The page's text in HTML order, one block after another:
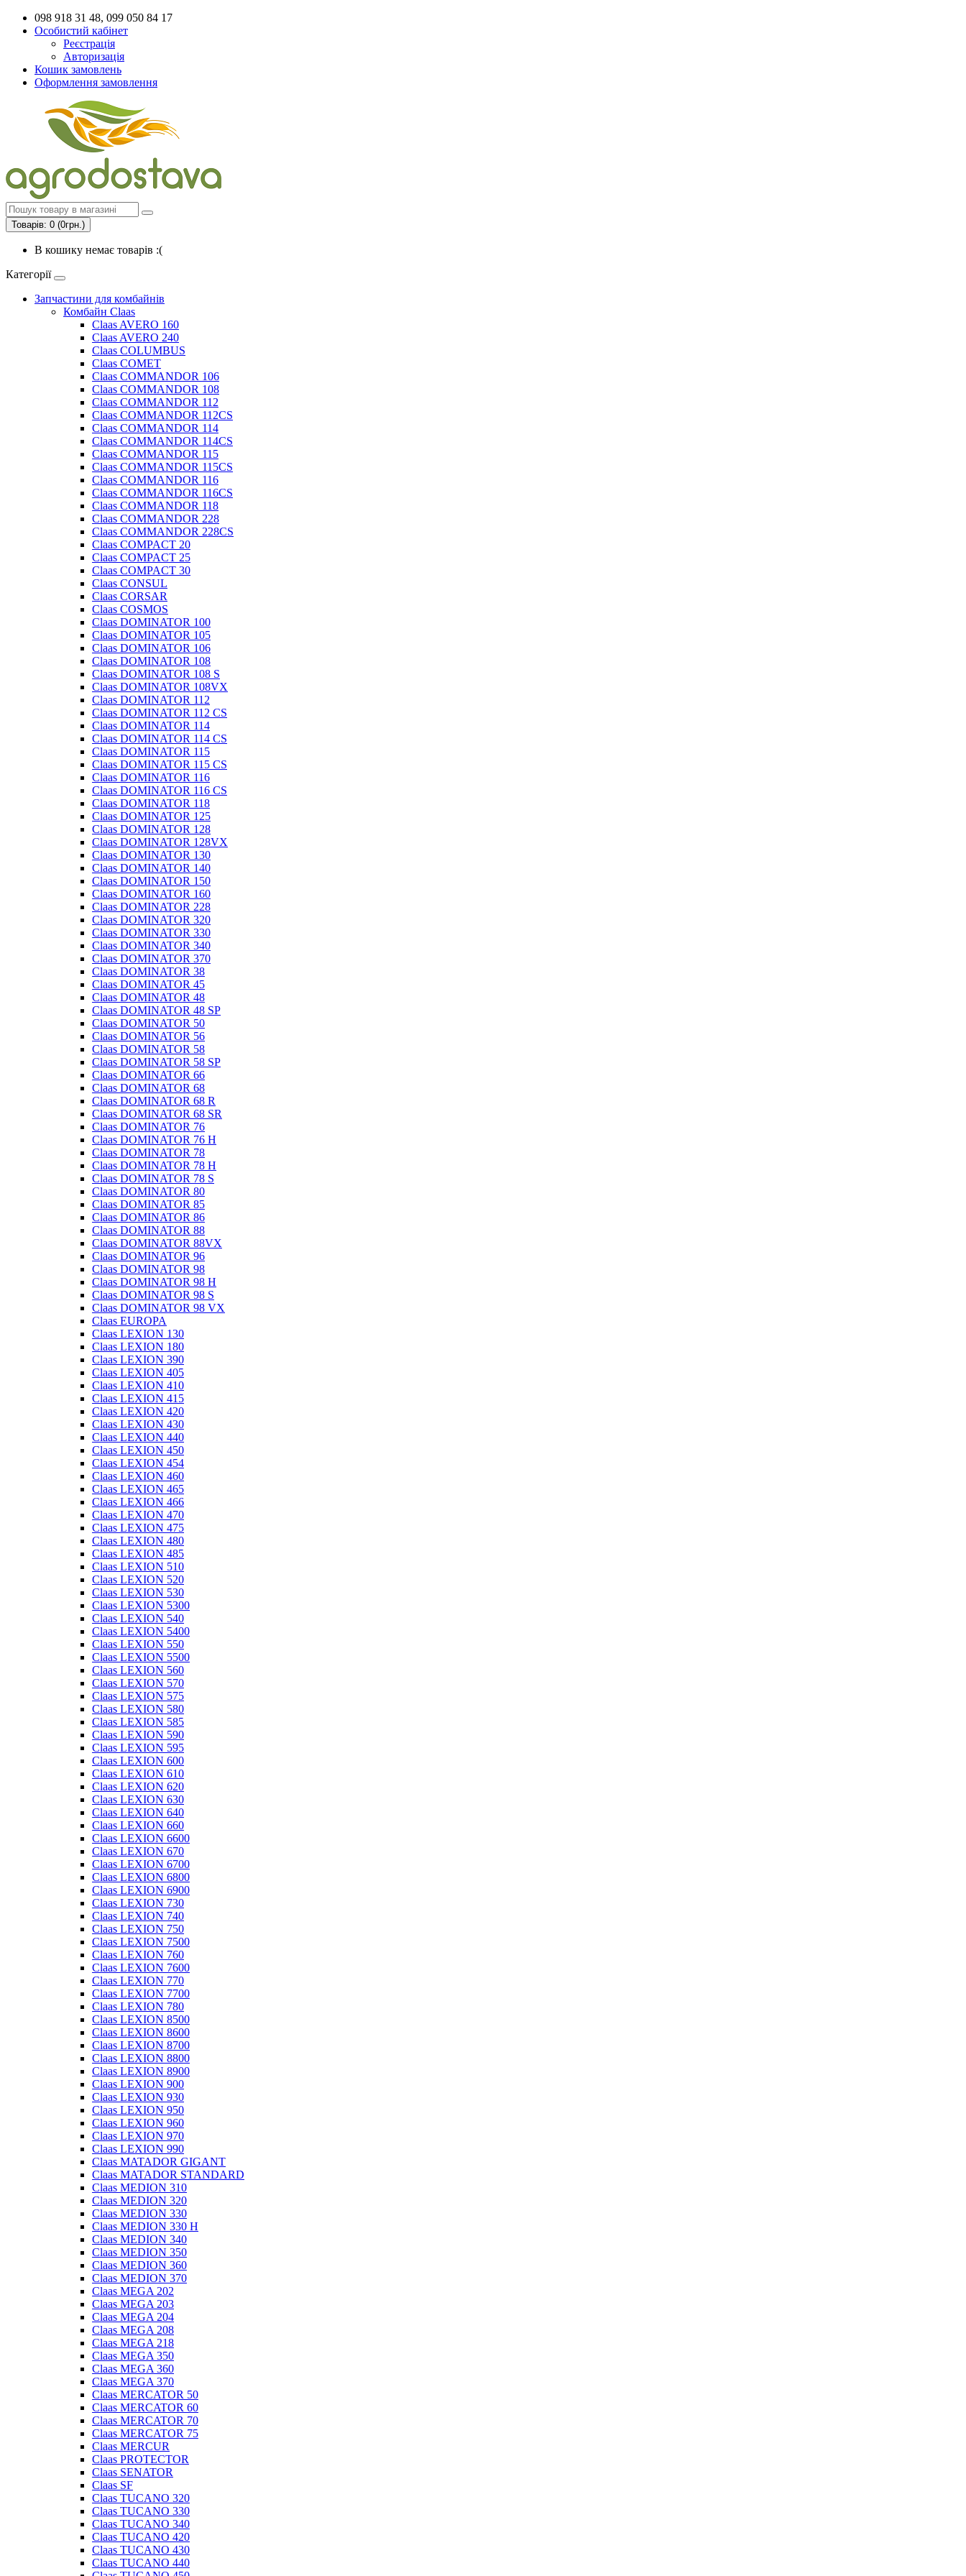
098 918 31 48, 099 050 84 17
Особистий кабінет
Реєстрація
Авторизація
Кошик замовлень
Оформлення замовлення
Товарів: 0 (0грн.)
В кошику немає товарів :(
Категорії
Запчастини для комбайнів
Комбайн Claas
Claas AVERO 160
Claas AVERO 240
Claas COLUMBUS
Claas COMET
Claas COMMANDOR 106
Claas COMMANDOR 108
Claas COMMANDOR 112
Claas COMMANDOR 112CS
Claas COMMANDOR 114
Claas COMMANDOR 114CS
Claas COMMANDOR 115
Claas COMMANDOR 115CS
Claas COMMANDOR 116
Claas COMMANDOR 116CS
Claas COMMANDOR 118
Claas COMMANDOR 228
Claas COMMANDOR 228CS
Claas COMPACT 20
Claas COMPACT 25
Claas COMPACT 30
Claas CONSUL
Claas CORSAR
Claas COSMOS
Claas DOMINATOR 100
Claas DOMINATOR 105
Claas DOMINATOR 106
Claas DOMINATOR 108
Claas DOMINATOR 108 S
Claas DOMINATOR 108VX
Claas DOMINATOR 112
Claas DOMINATOR 112 CS
Claas DOMINATOR 114
Claas DOMINATOR 114 CS
Claas DOMINATOR 115
Claas DOMINATOR 115 CS
Claas DOMINATOR 116
Claas DOMINATOR 116 CS
Claas DOMINATOR 118
Claas DOMINATOR 125
Claas DOMINATOR 128
Claas DOMINATOR 128VX
Claas DOMINATOR 130
Claas DOMINATOR 140
Claas DOMINATOR 150
Claas DOMINATOR 160
Claas DOMINATOR 228
Claas DOMINATOR 320
Claas DOMINATOR 330
Claas DOMINATOR 340
Claas DOMINATOR 370
Claas DOMINATOR 38
Claas DOMINATOR 45
Claas DOMINATOR 48
Claas DOMINATOR 48 SP
Claas DOMINATOR 50
Claas DOMINATOR 56
Claas DOMINATOR 58
Claas DOMINATOR 58 SP
Claas DOMINATOR 66
Claas DOMINATOR 68
Claas DOMINATOR 68 R
Claas DOMINATOR 68 SR
Claas DOMINATOR 76
Claas DOMINATOR 76 H
Claas DOMINATOR 78
Claas DOMINATOR 78 H
Claas DOMINATOR 78 S
Claas DOMINATOR 80
Claas DOMINATOR 85
Claas DOMINATOR 86
Claas DOMINATOR 88
Claas DOMINATOR 88VX
Claas DOMINATOR 96
Claas DOMINATOR 98
Claas DOMINATOR 98 H
Claas DOMINATOR 98 S
Claas DOMINATOR 98 VX
Claas EUROPA
Claas LEXION 130
Claas LEXION 180
Claas LEXION 390
Claas LEXION 405
Claas LEXION 410
Claas LEXION 415
Claas LEXION 420
Claas LEXION 430
Claas LEXION 440
Claas LEXION 450
Claas LEXION 454
Claas LEXION 460
Claas LEXION 465
Claas LEXION 466
Claas LEXION 470
Claas LEXION 475
Claas LEXION 480
Claas LEXION 485
Claas LEXION 510
Claas LEXION 520
Claas LEXION 530
Claas LEXION 5300
Claas LEXION 540
Claas LEXION 5400
Claas LEXION 550
Claas LEXION 5500
Claas LEXION 560
Claas LEXION 570
Claas LEXION 575
Claas LEXION 580
Claas LEXION 585
Claas LEXION 590
Claas LEXION 595
Claas LEXION 600
Claas LEXION 610
Claas LEXION 620
Claas LEXION 630
Claas LEXION 640
Claas LEXION 660
Claas LEXION 6600
Claas LEXION 670
Claas LEXION 6700
Claas LEXION 6800
Claas LEXION 6900
Claas LEXION 730
Claas LEXION 740
Claas LEXION 750
Claas LEXION 7500
Claas LEXION 760
Claas LEXION 7600
Claas LEXION 770
Claas LEXION 7700
Claas LEXION 780
Claas LEXION 8500
Claas LEXION 8600
Claas LEXION 8700
Claas LEXION 8800
Claas LEXION 8900
Claas LEXION 900
Claas LEXION 930
Claas LEXION 950
Claas LEXION 960
Claas LEXION 970
Claas LEXION 990
Claas MATADOR GIGANT
Claas MATADOR STANDARD
Claas MEDION 310
Claas MEDION 320
Claas MEDION 330
Claas MEDION 330 H
Claas MEDION 340
Claas MEDION 350
Claas MEDION 360
Claas MEDION 370
Claas MEGA 202
Claas MEGA 203
Claas MEGA 204
Claas MEGA 208
Claas MEGA 218
Claas MEGA 350
Claas MEGA 360
Claas MEGA 370
Claas MERCATOR 50
Claas MERCATOR 60
Claas MERCATOR 70
Claas MERCATOR 75
Claas MERCUR
Claas PROTECTOR
Claas SENATOR
Claas SF
Claas TUCANO 320
Claas TUCANO 330
Claas TUCANO 340
Claas TUCANO 420
Claas TUCANO 430
Claas TUCANO 440